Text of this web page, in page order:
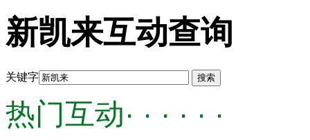
新凯来互动查询
关键字
热门互动· · · · · ·